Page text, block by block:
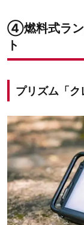
④燃料式ラン
ト
プリズム「ク